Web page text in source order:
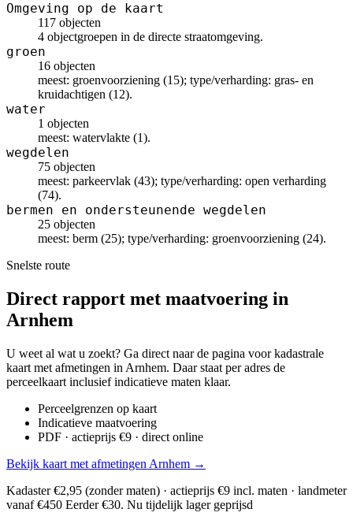
Omgeving op de kaart
117 objecten
4 objectgroepen in de directe straatomgeving.
groen
16 objecten
meest: groenvoorziening (15); type/verharding: gras- en
kruidachtigen (12).
water
1 objecten
meest: watervlakte (1).
wegdelen
75 objecten
meest: parkeervlak (43); type/verharding: open verharding
(74).
bermen en ondersteunende wegdelen
25 objecten
meest: berm (25); type/verharding: groenvoorziening (24).
Snelste route
Direct rapport met maatvoering in
Arnhem
U weet al wat u zoekt? Ga direct naar de pagina voor kadastrale
kaart met afmetingen in Arnhem. Daar staat per adres de
perceelkaart inclusief indicatieve maten klaar.
Perceelgrenzen op kaart
Indicatieve maatvoering
PDF · actieprijs €9 · direct online
Bekijk kaart met afmetingen Arnhem →
Kadaster €2,95 (zonder maten) · actieprijs €9 incl. maten · landmeter
vanaf €450 Eerder €30. Nu tijdelijk lager geprijsd